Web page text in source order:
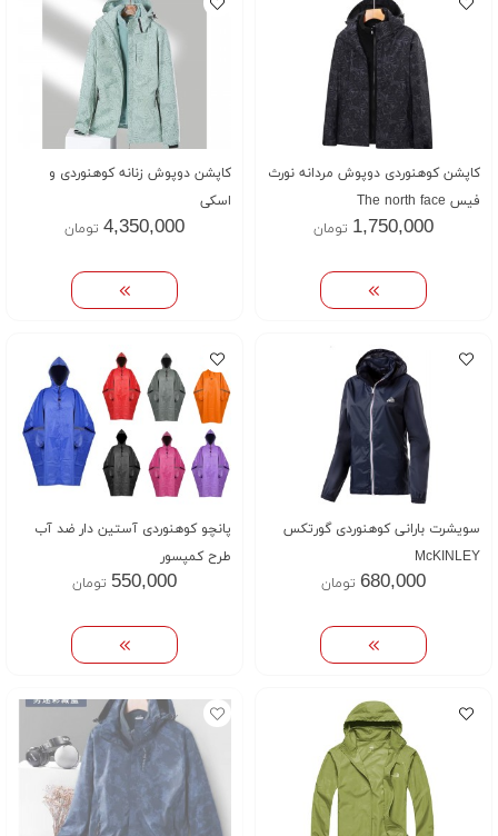
کاپشن کوهنوردی دوپوش مردانه نورث
فیس The north face
1,750,000 تومان
کاپشن دوپوش زنانه کوهنوردی و
اسکی
4,350,000 تومان
سویشرت بارانی کوهنوردی گورتکس
McKINLEY
680,000 تومان
پانچو کوهنوردی آستین دار ضد آب
طرح کمپسور
550,000 تومان